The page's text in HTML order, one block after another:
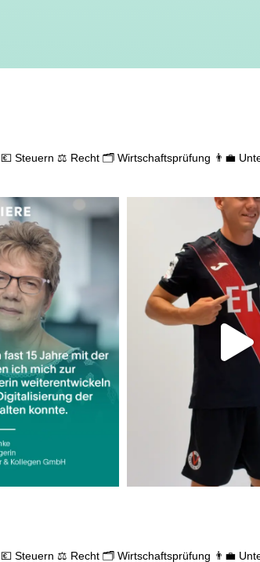
💶 Steuern ⚖️ Recht 🗂️ Wirtschaftsprüfung 👨‍💼
💶 Steuern ⚖️ Recht 🗂️ Wirtschaftsprüfung 👨‍💼